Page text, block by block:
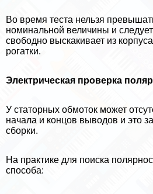
Во время теста нельзя
номинальной величины и
свободно выскакивает из
рогатки.
Электрическая проверка
У статорных обмоток может
начала и концов выводов и это
сборки.
На пpaктике для поиска
способа: